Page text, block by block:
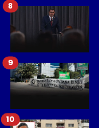
8
9
10